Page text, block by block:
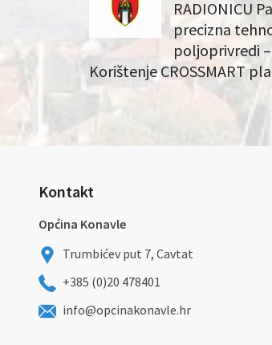
RADIONICU
precizna
poljoprivredi –
Korištenje CROSSMART
Kontakt
Općina Konavle
Trumbićev put 7, Cavtat
+385 (0)20 478401
info@opcinakonavle.hr